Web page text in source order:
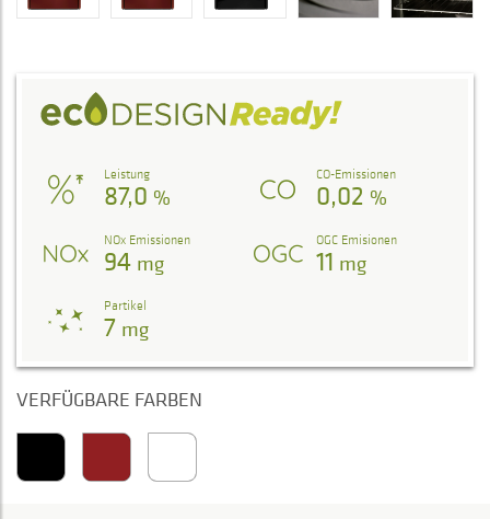
Leistung
87,0 %
CO-Emissionen
0,02 %
NOx Emissionen
94 mg
OGC Emisionen
11 mg
Partikel
7 mg
VERFÜGBARE FARBEN